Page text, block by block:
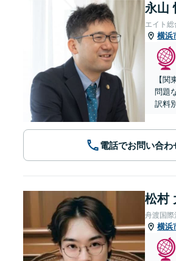
永山
エイト
横浜
【
問題
訳料
電話でお問い合わ
松村
舟渡国際
横浜